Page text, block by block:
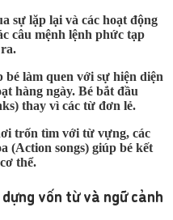
sự lặp lại và các hoạt động
câu mệnh lệnh phức tạp
bé làm quen với sự hiện diện
hàng ngày. Bé bắt đầu
thay vì các từ đơn lẻ.
trốn tìm với từ vựng, các
(Action songs) giúp bé kết
thể.
vốn từ và ngữ cảnh